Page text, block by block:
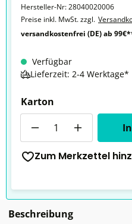
Hersteller-Nr:28040020006
Preise inkl. MwSt. zzgl.
versandkostenfrei (DE) ab
Verfügbar
Lieferzeit: 2-4 Werktage*
Karton
Zum Merkzettel
Beschreibung